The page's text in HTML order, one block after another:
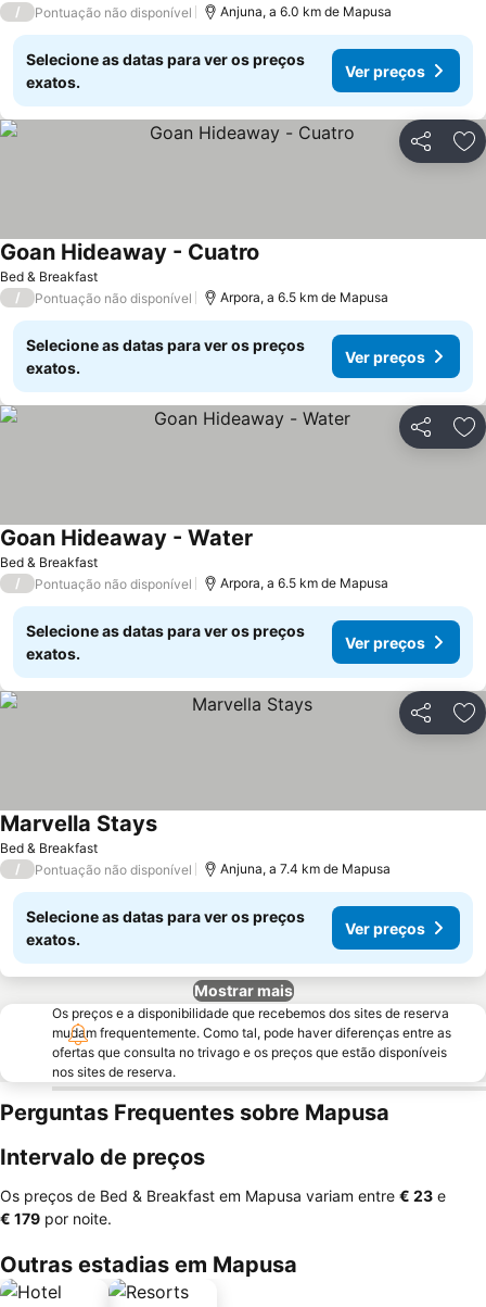
/ Pontuação não disponível Anjuna, a 6.0 km de Mapusa
Selecione as datas para ver os preços
exatos.
Ver preços
Partilhar
Bed & Breakfast
Goan Hideaway - Cuatro
/ Pontuação não disponível Arpora, a 6.5 km de Mapusa
Selecione as datas para ver os preços
exatos.
Ver preços
Partilhar
Bed & Breakfast
Goan Hideaway - Water
/ Pontuação não disponível Arpora, a 6.5 km de Mapusa
Selecione as datas para ver os preços
exatos.
Ver preços
Partilhar
Bed & Breakfast
Marvella StaysVer preços
/ Pontuação não disponível Anjuna, a 7.4 km de Mapusa
Selecione as datas para ver os preços
exatos.
Ver preços
Mostrar mais
Os preços e a disponibilidade que recebemos dos sites de reserva
mudam frequentemente. Como tal, pode haver diferenças entre as
ofertas que consulta no trivago e os preços que estão disponíveis
nos sites de reserva.
Perguntas Frequentes sobre Mapusa
Intervalo de preços
Os preços de Bed & Breakfast em Mapusa variam entre ‎€ 23 e
‎€ 179 por noite.
Outras estadias em Mapusa